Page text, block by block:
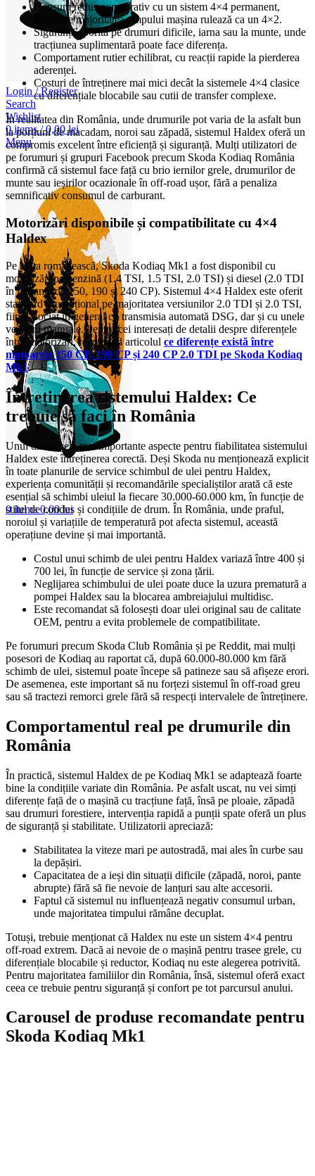
Login / Register
Search
Wishlist
0items / 0,00lei
Menu
0items 0,00lei
Consum redus comparativ cu un sistem 4×4 permanent,
deoarece majoritatea timpului mașina rulează ca un 4×2.
Siguranță sporită pe drumuri dificile, iarna sau la munte, unde
tracțiunea suplimentară poate face diferența.
Comportament rutier echilibrat, cu reacții rapide la pierderea
aderenței.
Costuri de întreținere mai mici decât la sistemele 4×4 clasice
cu diferențiale blocabile sau cutii de transfer complexe.
În realitatea din România, unde drumurile pot varia de la asfalt bun
la porțiuni de macadam, noroi sau zăpadă, sistemul Haldex oferă un
compromis excelent între eficiență și siguranță. Mulți utilizatori de
pe forumuri și grupuri Facebook precum Skoda Kodiaq România
confirmă că sistemul face față cu brio iernilor grele, drumurilor de
munte sau ieșirilor ocazionale în off-road ușor, fără a penaliza
semnificativ consumul de carburant.
Motorizări disponibile și compatibilitate cu 4×4
Haldex
Pe piața românească, Skoda Kodiaq Mk1 a fost disponibil cu
motorizări pe benzină (1.4 TSI, 1.5 TSI, 2.0 TSI) și diesel (2.0 TDI
în variante de 150, 190 și 240 CP). Sistemul 4×4 Haldex este oferit
standard sau opțional pe majoritatea versiunilor 2.0 TDI și 2.0 TSI,
fiind asociat în general cu transmisia automată DSG, dar și cu unele
versiuni manuale. Pentru cei interesați de detalii despre diferențele
între motorizări, recomand articolul ce diferențe există între
motoarele 150 CP, 190 CP și 240 CP 2.0 TDI pe Skoda Kodiaq
Mk1.
Întreținerea sistemului Haldex: Ce
trebuie să faci în România
Unul dintre cele mai importante aspecte pentru fiabilitatea sistemului
Haldex este întreținerea corectă. Deși Skoda nu menționează explicit
în toate planurile de service schimbul de ulei pentru Haldex,
experiența comunității și recomandările specialiștilor arată că este
esențial să schimbi uleiul la fiecare 30.000-60.000 km, în funcție de
stilul de condus și condițiile de drum. În România, unde praful,
noroiul și variațiile de temperatură pot afecta sistemul, această
operațiune devine și mai importantă.
Costul unui schimb de ulei pentru Haldex variază între 400 și
700 lei, în funcție de service și zona țării.
Neglijarea schimbului de ulei poate duce la uzura prematură a
pompei Haldex sau la blocarea ambreiajului multidisc.
Este recomandat să folosești doar ulei original sau de calitate
OEM, pentru a evita problemele de compatibilitate.
Pe forumuri precum Skoda Club România și pe Reddit, mai mulți
posesori de Kodiaq au raportat că, după 60.000-80.000 km fără
schimb de ulei, sistemul poate începe să patineze sau să afișeze erori.
De asemenea, este important să nu forțezi sistemul în off-road greu
sau să tractezi remorci grele fără să respecți intervalele de întreținere.
Comportamentul real pe drumurile din
România
În practică, sistemul Haldex de pe Kodiaq Mk1 se adaptează foarte
bine la condițiile variate din România. Pe asfalt uscat, nu vei simți
diferențe față de o mașină cu tracțiune față, însă pe ploaie, zăpadă
sau drumuri forestiere, intervenția rapidă a punții spate oferă un plus
de siguranță și stabilitate. Utilizatorii apreciază:
Stabilitatea la viteze mari pe autostradă, mai ales în curbe sau
la depășiri.
Capacitatea de a ieși din situații dificile (zăpadă, noroi, pante
abrupte) fără să fie nevoie de lanțuri sau alte accesorii.
Faptul că sistemul nu influențează negativ consumul urban,
unde majoritatea timpului rămâne decuplat.
Totuși, trebuie menționat că Haldex nu este un sistem 4×4 pentru
off-road extrem. Dacă ai nevoie de o mașină pentru trasee grele, cu
diferențiale blocabile și reductor, Kodiaq nu este alegerea potrivită.
Pentru majoritatea familiilor din România, însă, sistemul oferă exact
ceea ce trebuie pentru siguranță și confort pe tot parcursul anului.
Carousel de produse recomandate pentru
Skoda Kodiaq Mk1